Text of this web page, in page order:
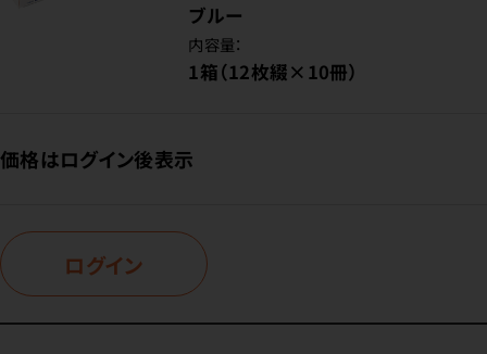
ブルー
内容量：
1箱（12枚綴×10冊）
価格はログイン後表示
ログイン